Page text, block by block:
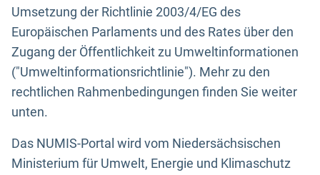
Umsetzung der Richtlinie 2003/4/EG des
Europäischen Parlaments und des Rates über den
Zugang der Öffentlichkeit zu Umweltinformationen
("Umweltinformationsrichtlinie"). Mehr zu den
rechtlichen Rahmenbedingungen finden Sie weiter
unten.
Das NUMIS-Portal wird vom Niedersächsischen
Ministerium für Umwelt, Energie und Klimaschutz